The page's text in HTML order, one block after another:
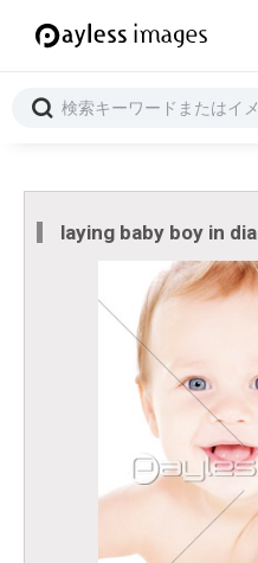
laying baby boy in